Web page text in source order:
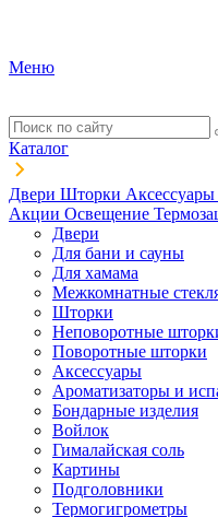
Меню
Каталог
Двери Шторки Аксессуары
Акции Освещение
Двери
Для бани и сауны
Для хамама
Межкомнатные
Шторки
Неповоротные
Поворотные шторки
Аксессуары
Ароматизаторы и
Бондарные изделия
Войлок
Гималайская соль
Картины
Подголовники
Термогигрометры